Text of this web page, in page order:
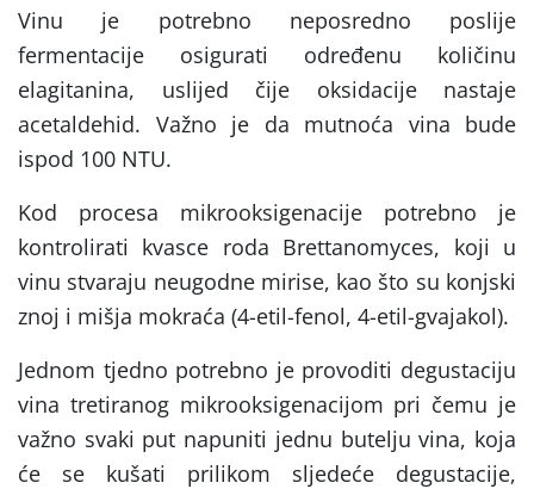
Vinu je potrebno neposredno poslije
fermentacije osigurati određenu količinu
elagitanina, uslijed čije oksidacije nastaje
acetaldehid. Važno je da mutnoća vina bude
ispod 100 NTU.
Kod procesa mikrooksigenacije potrebno je
kontrolirati kvasce roda Brettanomyces, koji u
vinu stvaraju neugodne mirise, kao što su konjski
znoj i mišja mokraća (4-etil-fenol, 4-etil-gvajakol).
Jednom tjedno potrebno je provoditi degustaciju
vina tretiranog mikrooksigenacijom pri čemu je
važno svaki put napuniti jednu butelju vina, koja
će se kušati prilikom sljedeće degustacije,